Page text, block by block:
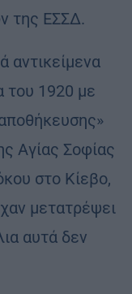
της ΕΣΣΔ.
αντικείμενα
του 1920 με
Αγίας Σοφίας
στο Κίεβο,
μετατρέψει
αυτά δεν